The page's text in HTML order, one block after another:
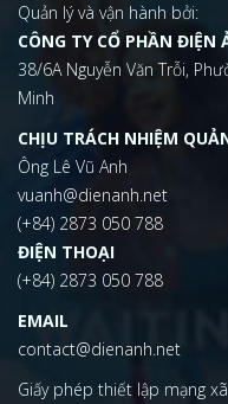
Quản lý và vận hành bởi:
CÔNG TY CỔ PHẦN ĐIỆN
38/6A Nguyễn Văn Trỗi,
Minh
CHỊU TRÁCH NHIỆM
Ông Lê Vũ Anh
vuanh@dienanh.net
(+84) 2873 050 788
ĐIỆN THOẠI
(+84) 2873 050 788
EMAIL
contact@dienanh.net
Giấy phép thiết lập mạng